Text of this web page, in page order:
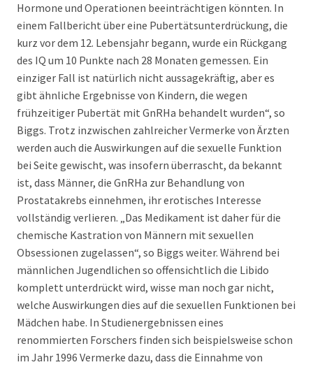
Hormone und Operationen beeinträchtigen könnten. In
einem Fallbericht über eine Pubertätsunterdrückung, die
kurz vor dem 12. Lebensjahr begann, wurde ein Rückgang
des IQ um 10 Punkte nach 28 Monaten gemessen. Ein
einziger Fall ist natürlich nicht aussagekräftig, aber es
gibt ähnliche Ergebnisse von Kindern, die wegen
frühzeitiger Pubertät mit GnRHa behandelt wurden“, so
Biggs. Trotz inzwischen zahlreicher Vermerke von Ärzten
werden auch die Auswirkungen auf die sexuelle Funktion
bei Seite gewischt, was insofern überrascht, da bekannt
ist, dass Männer, die GnRHa zur Behandlung von
Prostatakrebs einnehmen, ihr erotisches Interesse
vollständig verlieren. „Das Medikament ist daher für die
chemische Kastration von Männern mit sexuellen
Obsessionen zugelassen“, so Biggs weiter. Während bei
männlichen Jugendlichen so offensichtlich die Libido
komplett unterdrückt wird, wisse man noch gar nicht,
welche Auswirkungen dies auf die sexuellen Funktionen bei
Mädchen habe. In Studienergebnissen eines
renommierten Forschers finden sich beispielsweise schon
im Jahr 1996 Vermerke dazu, dass die Einnahme von